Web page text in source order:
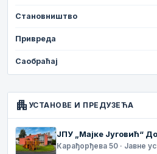
Становништво
Привреда
Саобраћај
apartment УСТАНОВЕ И ПРЕДУЗЕЋА
ЈПУ „Мајке Југовић“
Карађорђева 50 · Јавне